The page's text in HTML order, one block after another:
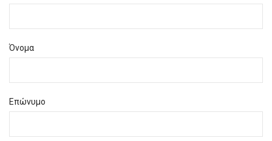
Όνομα
Επώνυμο